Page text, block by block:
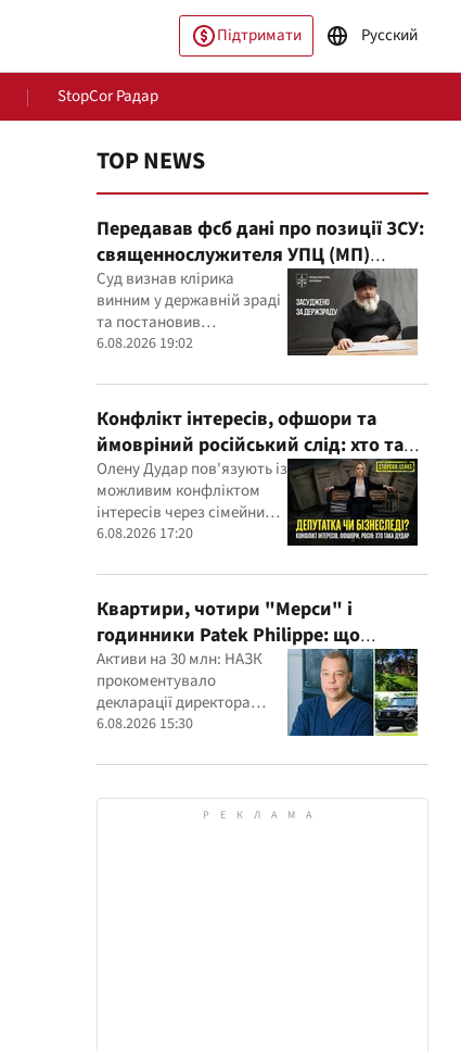
Підтримати Русский
StopCor Радар
TOP NEWS
Передавав фсб дані про позиції ЗСУ:
священнослужителя УПЦ (МП)
засудили до 15 років
Суд визнав клірика
винним у державній зраді
та постановив
конфіскувати його майно
6.08.2026 19:02
Конфлікт інтересів, офшори та
ймовріний російський слід: хто така
Олена Дудар
Олену Дудар пов'язують із
можливим конфліктом
інтересів через сімейний
будівельний бізнес,
справи
6.08.2026 17:20
Квартири, чотири "Мерси" і
годинники Patek Philippe: що
показала перевірка декларацій
керівника дитячого кардіоцентру
Маньковського і що каже НАЗК?
Активи на 30 млн: НАЗК
прокоментувало
декларації директора
кардіоцентру Георгія
6.08.2026 15:30